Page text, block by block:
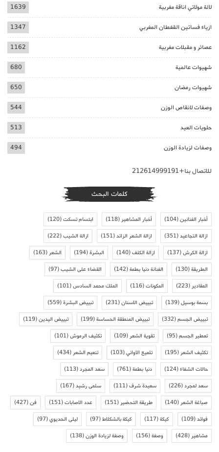
لالة مولاتي اناقة مغربية 1639
ازياء فساتين القفطان المغربي 1347
عصائر و مقبلات مغربية 1162
شهيوات عالمية 680
شهيوات رمضان 650
وصفات لانقاص الوزن 544
حلويات العيد 513
وصفات لزيادة الوزن 494
للاتصال بنا+212614999191
كلمات البحث
أخبار الفنانين(104) أخبار المشاهير(118) ابتسام تسكت(120)
ازالة التجاعيد(351) ازالة الشعر الزائد(151) ازالة الشيب(222)
ازالة الكرش(137) ازالة الكلف(140) البشرة(194) الشعر(163)
الطريقة(130) الفنانة دنيا بطمة(142) القضاء على الشيب(97)
المقادير(223) المكونات(116) الملك محمد السادس(101)
بسمة بوسيل(139) تبييض الاسنان(231) تبييض البشرة(559)
تبييض الجسم(332) تبييض المنطقة الحساسة(199) تبييض اليدين(119)
تعطير الجسم(95) تقوية الشعر(109) تكثيف الرموش(101)
تكثيف الشعر(195) تلميع الاواني(103) تنعيم الشعر(434)
حالات الشفاء(124) دنيا بطمة(761) سعد المجرد(113)
سعد لمجرد(226) سعيدة شرف(111) سلمى رشيد(167)
صباغة الشعر(140) طريقة التحضير(151) عدد الاصابات(151) فن(427)
فوائد(109) كيكة(117) كيكة بالشكلاط(97) ليلى الحديوي(97)
مشاهير(428) وصفة(156) وصفة لزيادة الوزن(138)